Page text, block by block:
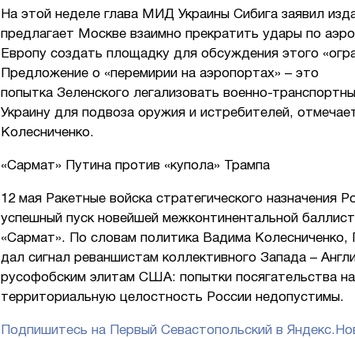
На этой неделе глава МИД Украины Сибига заявил
предлагает Москве взаимно прекратить удары по
Европу создать площадку для обсуждения этого
Предложение о «перемирии на аэропортах» – это
попытка Зеленского легализовать военно-
Украину для подвоза оружия и истребителей,
Колесниченко.
«Сармат» Путина против «купола» Трампа
12 мая Ракетные войска стратегического назначения
успешный пуск новейшей межконтинентальной
«Сармат». По словам политика Вадима Колесниченко,
дал сигнал реваншистам коллективного Запада –
русофобским элитам США: попытки посягательства
территориальную целостность России недопустимы.
Подпишитесь на Первый Севастопольский в